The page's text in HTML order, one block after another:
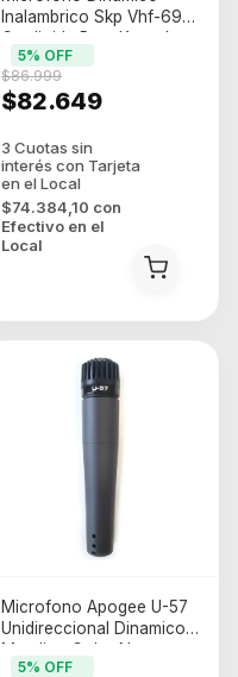
Inalambrico Skp Vhf-695
Cardioide Para Karaoke
Negro
$82.649
$86.999
5% OFF
$74.384,10 con
Efectivo en el
Local
Microfono Apogee U-57
Unidireccional Dinamico
Metalico Color Negro
5% OFF